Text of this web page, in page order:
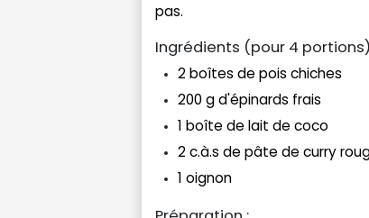
pas.
Ingrédients (pour 4
2 boîtes de pois chiches
200 g d'épinards frais
1 boîte de lait de coco
2 c.à.s de pâte de curry
1 oignon